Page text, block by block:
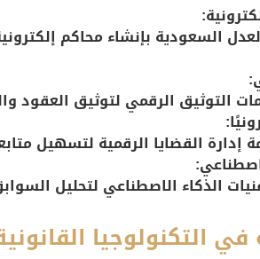
السعودية بإنشاء محاكم
التوثيق الرقمي لتوثيق العقود
إدارة القضايا الرقمية لتسهيل
الذكاء الاصطناعي لتحليل
التكنولوجيا